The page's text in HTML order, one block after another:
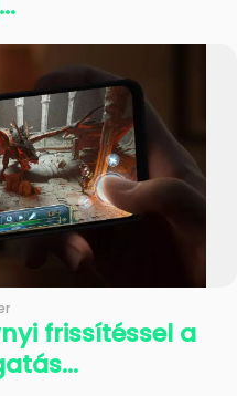
frissítéssel a